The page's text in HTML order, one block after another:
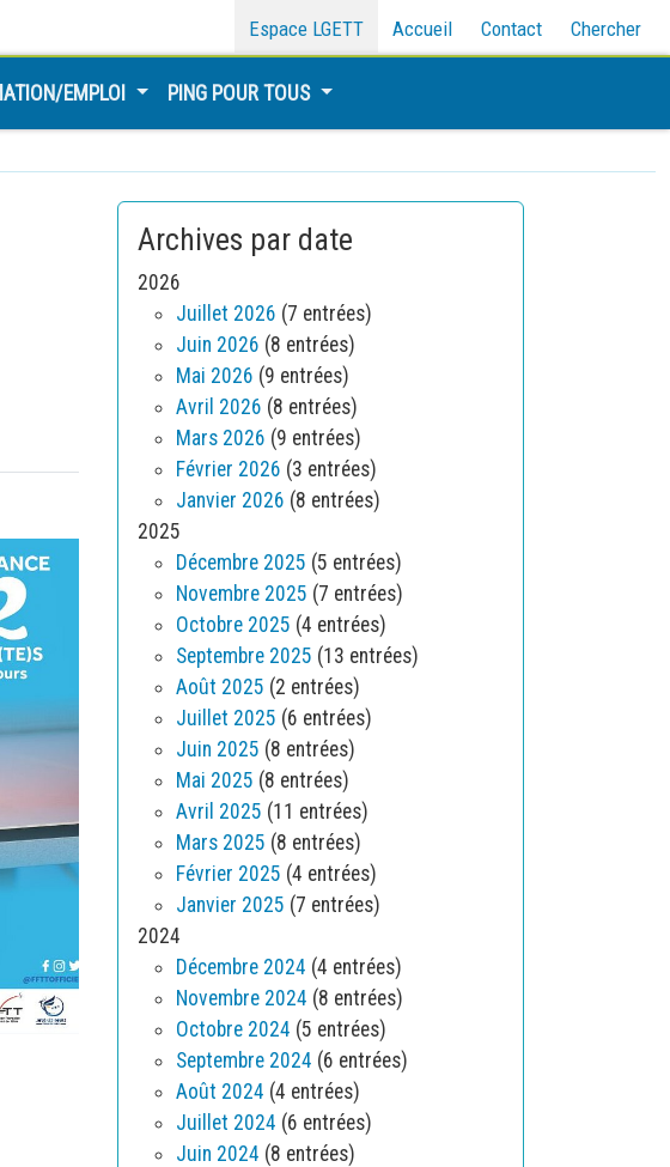
Espace LGETT Accueil Contact Chercher
EMPLOI PING POUR TOUS
Archives par date
2026
Juillet 2026 (7 entrées)
Juin 2026 (8 entrées)
Mai 2026 (9 entrées)
Avril 2026 (8 entrées)
Mars 2026 (9 entrées)
Février 2026 (3 entrées)
Janvier 2026 (8 entrées)
2025
Décembre 2025 (5 entrées)
Novembre 2025 (7 entrées)
Octobre 2025 (4 entrées)
Septembre 2025 (13 entrées)
Août 2025 (2 entrées)
Juillet 2025 (6 entrées)
Juin 2025 (8 entrées)
Mai 2025 (8 entrées)
Avril 2025 (11 entrées)
Mars 2025 (8 entrées)
Février 2025 (4 entrées)
Janvier 2025 (7 entrées)
2024
Décembre 2024 (4 entrées)
Novembre 2024 (8 entrées)
Octobre 2024 (5 entrées)
Septembre 2024 (6 entrées)
Août 2024 (4 entrées)
Juillet 2024 (6 entrées)
Juin 2024 (8 entrées)